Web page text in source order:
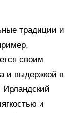
традиции и
своим
и выдержкой в
Ирландский
и